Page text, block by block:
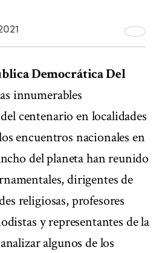
Democrática Del
innumerables
centenario en localidades
encuentros nacionales en
del planeta han reunido
dirigentes de
religiosas, profesores
y representantes de la
algunos de los